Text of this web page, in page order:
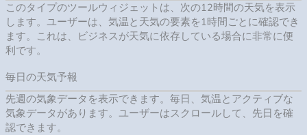
このタイプのツールウィジェットは、次の12時間の天気を表示
します。ユーザーは、気温と天気の要素を1時間ごとに確認でき
ます。これは、ビジネスが天気に依存している場合に非常に便
利です。
毎日の天気予報
先週の気象データを表示できます。毎日、気温とアクティブな
気象データがあります。ユーザーはスクロールして、先日を確
認できます。